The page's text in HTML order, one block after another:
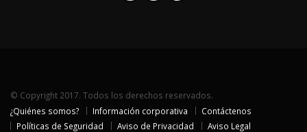
© Copyright 2017. Todos los derechos reservados.
¿Quiénes somos?
Información corporativa
Contáctenos
Políticas de Seguridad
Aviso de Privacidad Aviso Legal